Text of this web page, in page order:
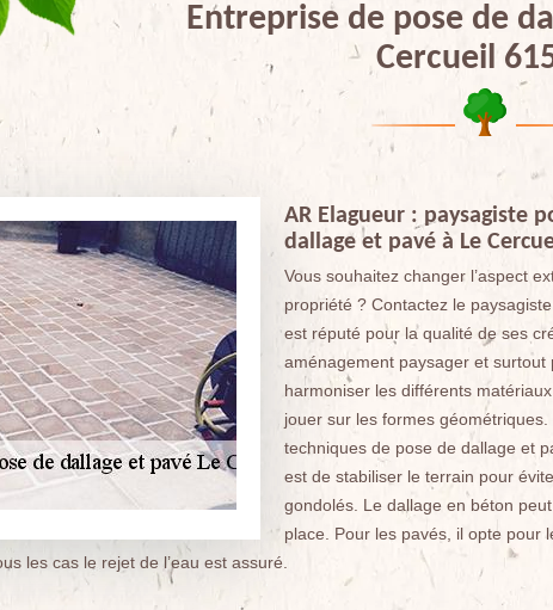
Entreprise de pose de
Cercueil
AR Elagueur : paysagiste
dallage et pavé à Le
Vous souhaitez changer l’aspect
propriété ? Contactez le
est réputé pour la qualité de ses
aménagement paysager et surtout
harmoniser les différents
jouer sur les formes
techniques de pose de dallage et
est de stabiliser le terrain pour
gondolés. Le dallage en béton
place. Pour les pavés, il opte pour
les cas le rejet de l’eau est assuré.